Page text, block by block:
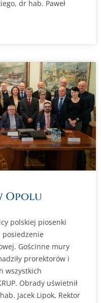
dr hab. Paweł
Opolu
polskiej piosenki
posiedzenie
Gościnne mury
prorektorów i
wszystkich
Obrady uświetnił
Jacek Lipok, Rektor